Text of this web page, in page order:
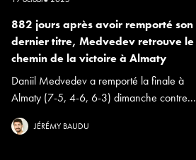
882 jours après avoir remporté son
dernier titre, Medvedev retrouve le
chemin de la victoire à Almaty
Daniil Medvedev a remporté la finale à
Almaty (7-5, 4-6, 6-3) dimanche contre...
JÉRÉMY BAUDU